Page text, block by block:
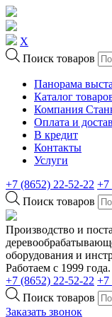
X
Поиск товаров
Панорама
Каталог
Компания
Оплата и
В кредит
Контакты
Услуги
+7 (8652) 22-52-22 +7
Поиск товаров
Производство и
оборудования и
Работаем с 1999 года.
+7 (8652) 22-52-22 +7
Поиск товаров
Заказать звонок